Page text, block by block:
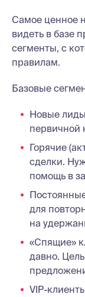
Самое ценное
видеть в базе
сегменты, с
правилам.
Базовые
Новые
первичной
Горячие
сделки.
помощь в
для
на
«Спящие»
давно.
VIP-